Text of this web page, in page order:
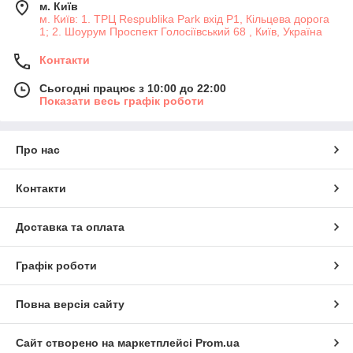
м. Київ
м. Київ: 1. ТРЦ Respublika Park вхід P1, Кільцева дорога
1; 2. Шоурум Проспект Голосіївський 68 , Київ, Україна
Контакти
Сьогодні працює з 10:00 до 22:00
Показати весь графік роботи
Про нас
Контакти
Доставка та оплата
Графік роботи
Повна версія сайту
Сайт створено на маркетплейсі Prom.ua